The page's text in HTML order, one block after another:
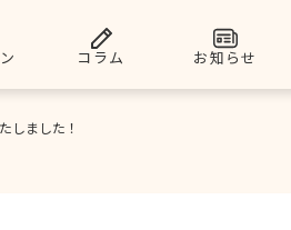
コラム お知らせ
しました！